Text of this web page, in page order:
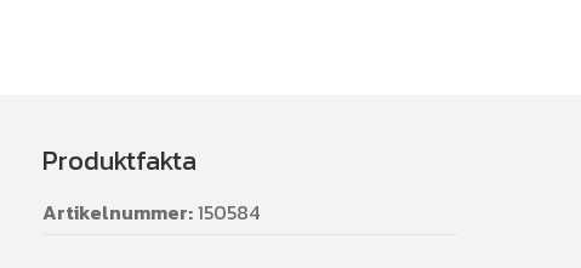
Produktfakta
Artikelnummer:150584